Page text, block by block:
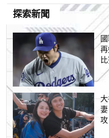
探索新聞
攻